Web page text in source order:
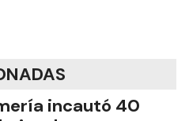
incautó 40